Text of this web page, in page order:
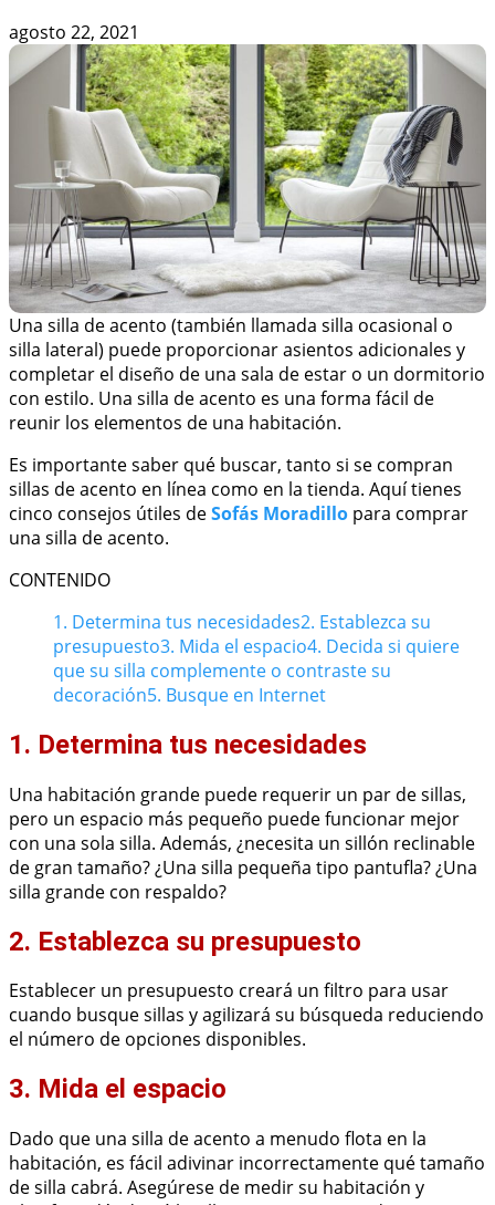
agosto 22, 2021
Una silla de acento (también llamada silla ocasional o
silla lateral) puede proporcionar asientos adicionales y
completar el diseño de una sala de estar o un dormitorio
con estilo. Una silla de acento es una forma fácil de
reunir los elementos de una habitación.
Es importante saber qué buscar, tanto si se compran
sillas de acento en línea como en la tienda. Aquí tienes
cinco consejos útiles deSofás Moradillo para comprar
una silla de acento.
CONTENIDO
1. Determina tus necesidades2. Establezca su
presupuesto3. Mida el espacio4. Decida si quiere
que su silla complemente o contraste su
decoración5. Busque en Internet
1. Determina tus necesidades
Una habitación grande puede requerir un par de sillas,
pero un espacio más pequeño puede funcionar mejor
con una sola silla. Además, ¿necesita un sillón reclinable
de gran tamaño? ¿Una silla pequeña tipo pantufla? ¿Una
silla grande con respaldo?
2. Establezca su presupuesto
Establecer un presupuesto creará un filtro para usar
cuando busque sillas y agilizará su búsqueda reduciendo
el número de opciones disponibles.
3. Mida el espacio
Dado que una silla de acento a menudo flota en la
habitación, es fácil adivinar incorrectamente qué tamaño
de silla cabrá. Asegúrese de medir su habitación y